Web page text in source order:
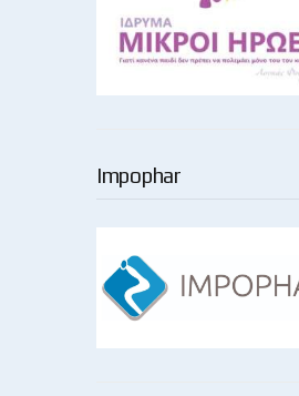
Impophar